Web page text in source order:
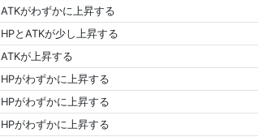
ATKがわずかに上昇する
HPとATKが少し上昇する
ATKが上昇する
HPがわずかに上昇する
HPがわずかに上昇する
HPがわずかに上昇する